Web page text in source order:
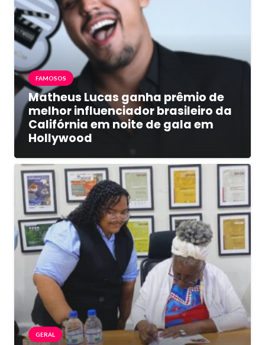
FAMOSOS
Matheus Lucas ganha prêmio de
melhor influenciador brasileiro da
Califórnia em noite de gala em
Hollywood
GERAL